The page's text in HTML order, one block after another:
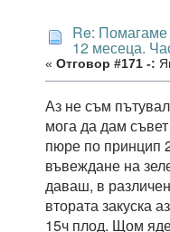
Re: Помагаме
12 месеца.
« Отговор #171 -:
Аз не съм
мога да дам
пюре по принцип
въвеждане на
даваш, в
втората закуска
15ч плод. Щом